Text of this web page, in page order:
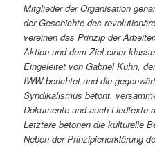
Mitglieder der Organisation
der Geschichte des
vereinen das Prinzip der
Aktion und dem Ziel einer
Eingeleitet von Gabriel Kuhn,
IWW berichtet und die
Syndikalismus betont,
Dokumente und auch Liedtexte
Letztere betonen die kulturelle
Neben der Prinzipienerklärung